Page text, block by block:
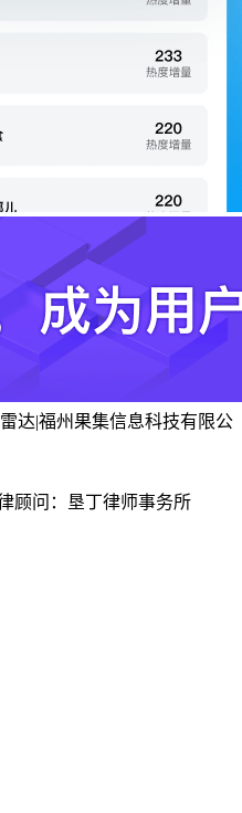
达|福州果集信息科技有限公
顾问：垦丁律师事务所